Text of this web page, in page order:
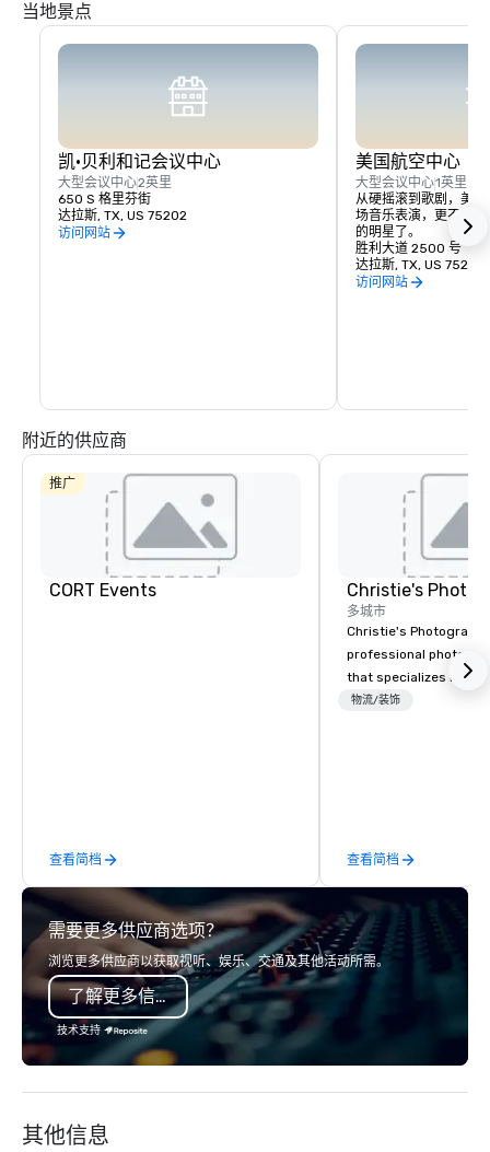
当地景点
凯·贝利和记会议中心
大型会议中心2英里
650 S 格里芬街
达拉斯, TX, US 75202
访问网站
美国航空中心
大型会议中心1英里
从硬摇滚到歌剧，美
场音乐表演，更不用
的明星了。
胜利大道 2500 号
达拉斯, TX, US 75219
访问网站
附近的供应商
推广
CORT Events
查看简档
多城市
Christie's
professional
that specializes in
for corporate events.
event photography.
printing and framing
allowing clients to
images in a variety of
Christie's
committed to
clients.
物流/装饰
查看简档
需要更多供应商选项？
浏览更多供应商以获取视听、娱乐、交通及其他活动所需。
了解更多信息
技术支持
其他信息